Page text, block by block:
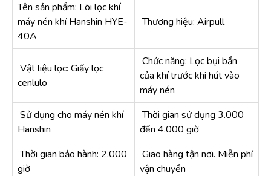
Tên sản phẩm: Lõi lọc khí
máy nén khí Hanshin HYE-
40A
Thương hiệu: Airpull
Vật liệu lọc: Giấy lọc
cenlulo
Chức năng: Lọc bụi bẩn
của khí trước khi hút vào
máy nén
Sử dụng cho máy nén khí
Hanshin
Thời gian sử dụng 3.000
đến 4.000 giờ
Thời gian bảo hành: 2.000
giờ
Giao hàng tận nơi. Miễn phí
vận chuyển